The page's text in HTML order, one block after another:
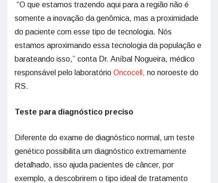
“O que estamos trazendo aqui para a região não é
somente a inovação da genômica, mas a proximidade
do paciente com esse tipo de tecnologia. Nós
estamos aproximando essa tecnologia da população e
barateando isso,” conta Dr. Aníbal Nogueira, médico
responsável pelo laboratório Oncocell, no noroeste do
RS.
Teste para diagnóstico preciso
Diferente do exame de diagnóstico normal, um teste
genético possibilita um diagnóstico extremamente
detalhado, isso ajuda pacientes de câncer, por
exemplo, a descobrirem o tipo ideal de tratamento